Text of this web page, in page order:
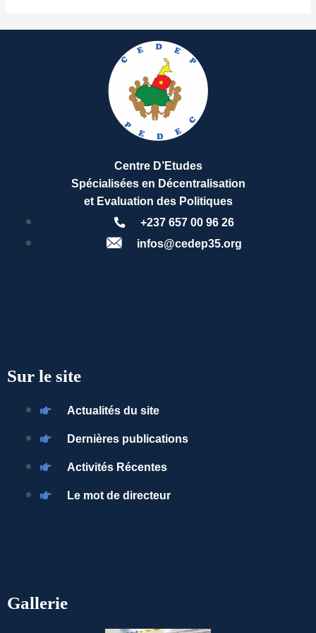
Centre D’Etudes
Spécialisées en Décentralisation
et Evaluation des Politiques
+237 657 00 96 26
infos@cedep35.org
Sur le site
Actualités du site
Dernières publications
Activités Récentes
Le mot de directeur
Gallerie